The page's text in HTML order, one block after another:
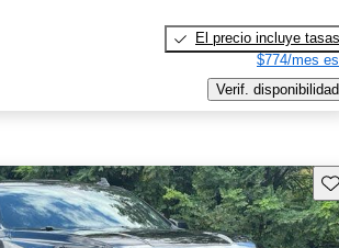
El precio incluye tasas
$774/mes
Verif. disponibilidad